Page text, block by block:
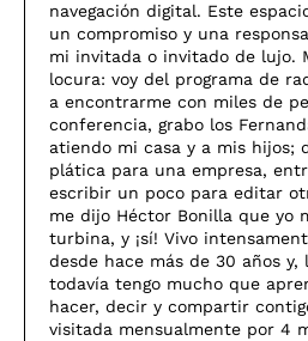
navegación digital. Este
un compromiso y una
mi invitada o invitado de lujo.
locura: voy del programa de
a encontrarme con miles de
conferencia, grabo los
atiendo mi casa y a mis hijos;
plática para una empresa,
escribir un poco para editar
me dijo Héctor Bonilla que yo
turbina, y ¡sí! Vivo
desde hace más de 30 años y,
todavía tengo mucho que
hacer, decir y compartir
visitada mensualmente por 4